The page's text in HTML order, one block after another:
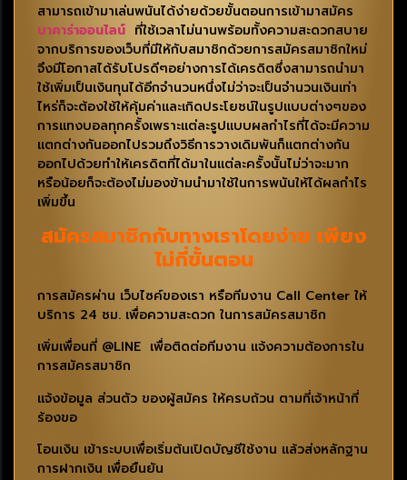
สามารถเข้ามาเล่นพนันได้ง่ายด้วยขั้นตอนการเข้ามาสมัคร
บาคาร่าออนไลน์ ที่ใช้เวลาไม่นานพร้อมทั้งความสะดวกสบาย
จากบริการของเว็บที่มีให้กับสมาชิกด้วยการสมัครสมาชิกใหม่
จึงมีโอกาสได้รับโปรดีๆอย่างการได้เครดิตซึ่งสามารถนำมา
ใช้เพิ่มเป็นเงินทุนได้อีกจำนวนหนึ่งไม่ว่าจะเป็นจำนวนเงินเท่า
ไหร่ก็จะต้องใช้ให้คุ้มค่าและเกิดประโยชน์ในรูปแบบต่างๆของ
การแทงบอลทุกครั้งเพราะแต่ละรูปแบบผลกำไรที่ได้จะมีความ
แตกต่างกันออกไปรวมถึงวิธีการวางเดิมพันก็แตกต่างกัน
ออกไปด้วยทำให้เครดิตที่ได้มาในแต่ละครั้งนั้นไม่ว่าจะมาก
หรือน้อยก็จะต้องไม่มองข้ามนำมาใช้ในการพนันให้ได้ผลกำไร
เพิ่มขึ้น
สมัครสมาชิกกับทางเราโดยง่าย เพียง
ไม่กี่ขั้นตอน
การสมัครผ่าน เว็บไซค์ของเรา หรือทีมงาน Call Center ให้
บริการ 24 ชม. เพื่อความสะดวก ในการสมัครสมาชิก
เพิ่มเพื่อนที่ @LINE เพื่อติดต่อทีมงาน แจ้งความต้องการใน
การสมัครสมาชิก
แจ้งข้อมูล ส่วนตัว ของผู้สมัคร ให้ครบถ้วน ตามที่เจ้าหน้าที่
ร้องขอ
โอนเงิน เข้าระบบเพื่อเริ่มต้นเปิดบัญชีใช้งาน แล้วส่งหลักฐาน
การฝากเงิน เพื่อยืนยัน